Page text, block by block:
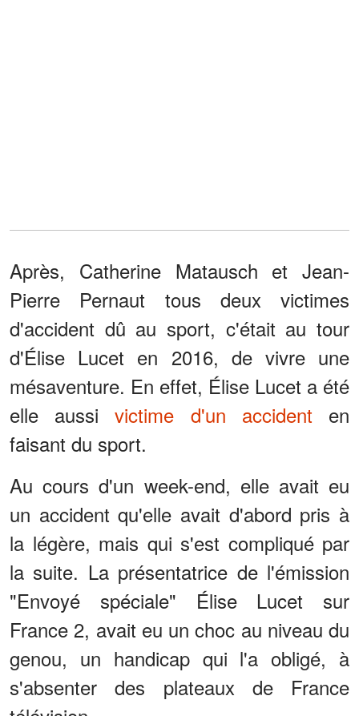
Après, Catherine Matausch et Jean-
Pierre Pernaut tous deux victimes
d'accident dû au sport, c'était au tour
d'Élise Lucet en 2016, de vivre une
mésaventure. En effet, Élise Lucet a été
elle aussivictime d'un accident en
faisant du sport.
Au cours d'un week-end, elle avait eu
un accident qu'elle avait d'abord pris à
la légère, mais qui s'est compliqué par
la suite. La présentatrice de l'émission
"Envoyé spéciale" Élise Lucet sur
France 2, avait eu un choc au niveau du
genou, un handicap qui l'a obligé, à
s'absenter des plateaux de France